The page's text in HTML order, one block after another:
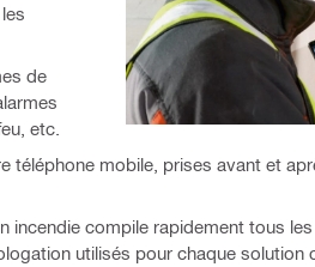
de
etc.
mobile, prises avant et
compile rapidement tous
utilisés pour chaque solution